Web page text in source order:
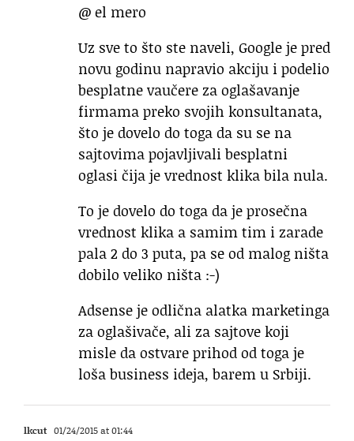
@ el mero
Uz sve to što ste naveli, Google je pred
novu godinu napravio akciju i podelio
besplatne vaučere za oglašavanje
firmama preko svojih konsultanata,
što je dovelo do toga da su se na
sajtovima pojavljivali besplatni
oglasi čija je vrednost klika bila nula.
To je dovelo do toga da je prosečna
vrednost klika a samim tim i zarade
pala 2 do 3 puta, pa se od malog ništa
dobilo veliko ništa :-)
Adsense je odlična alatka marketinga
za oglašivače, ali za sajtove koji
misle da ostvare prihod od toga je
loša business ideja, barem u Srbiji.
lkcut 01/24/2015 at 01:44